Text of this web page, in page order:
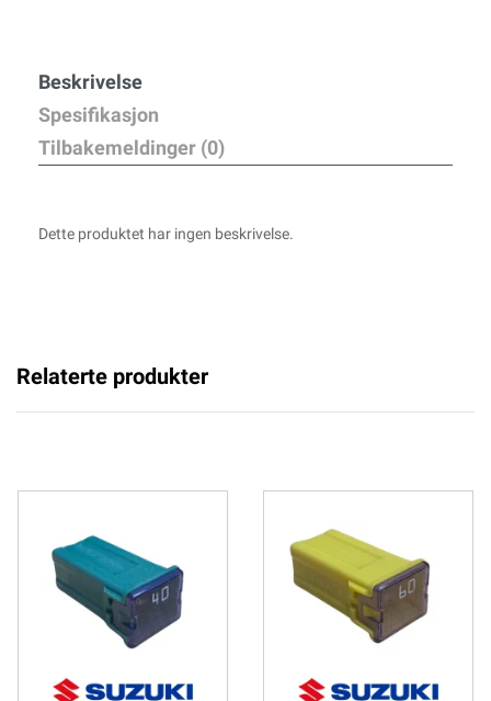
Beskrivelse
Spesifikasjon
Tilbakemeldinger (0)
Dette produktet har ingen beskrivelse.
Relaterte produkter